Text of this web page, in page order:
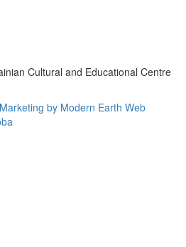
Cultural and Educational Centre